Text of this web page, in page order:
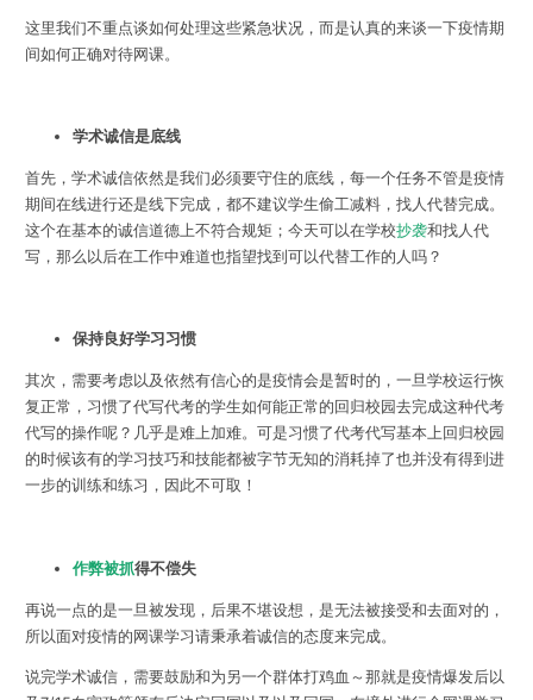
这里我们不重点谈如何处理这些紧急状况，而是认真的来谈一下疫情期
间如何正确对待网课。
学术诚信是底线
首先，学术诚信依然是我们必须要守住的底线，每一个任务不管是疫情
期间在线进行还是线下完成，都不建议学生偷工减料，找人代替完成。
这个在基本的诚信道德上不符合规矩；今天可以在学校抄袭和找人代
写，那么以后在工作中难道也指望找到可以代替工作的人吗？
保持良好学习习惯
其次，需要考虑以及依然有信心的是疫情会是暂时的，一旦学校运行恢
复正常，习惯了代写代考的学生如何能正常的回归校园去完成这种代考
代写的操作呢？几乎是难上加难。可是习惯了代考代写基本上回归校园
的时候该有的学习技巧和技能都被字节无知的消耗掉了也并没有得到进
一步的训练和练习，因此不可取！
作弊被抓得不偿失
再说一点的是一旦被发现，后果不堪设想，是无法被接受和去面对的，
所以面对疫情的网课学习请秉承着诚信的态度来完成。
说完学术诚信，需要鼓励和为另一个群体打鸡血～那就是疫情爆发后以